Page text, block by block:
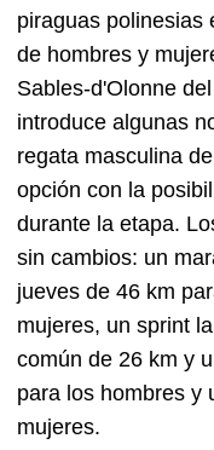
piraguas polinesias
de hombres y
Sables-d'Olonne
introduce algunas
regata masculina
opción con la
durante la etapa.
sin cambios: un
jueves de 46 km
mujeres, un sprint
común de 26 km y
para los hombres y
mujeres.